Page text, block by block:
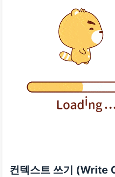
컨텍스트 쓰기 (Write